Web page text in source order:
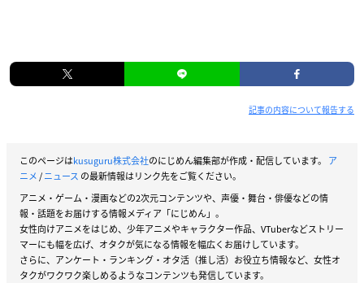
記事の内容について報告する
このページはkusuguru株式会社のにじめん編集部が作成・配信しています。 ア
ニメ/ニュース の最新情報はリンク先をご覧ください。
アニメ・ゲーム・漫画などの2次元コンテンツや、声優・舞台・俳優などの情
報・話題をお届けする情報メディア「にじめん」。
女性向けアニメをはじめ、少年アニメやキャラクター作品、VTuberなどストリー
マーにも幅を広げ、オタクが気になる情報を幅広くお届けしています。
さらに、アンケート・ランキング・オタ活（推し活）お役立ち情報など、女性オ
タクがワクワク楽しめるようなコンテンツも発信しています。